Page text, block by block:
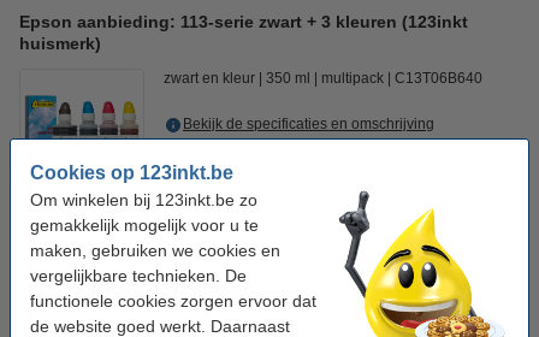
Cookies op 123inkt.be
Om winkelen bij 123inkt.be zo
gemakkelijk mogelijk voor u te
maken, gebruiken we cookies en
vergelijkbare technieken. De
functionele cookies zorgen ervoor dat
de website goed werkt. Daarnaast
Epson aanbieding: 113-serie zwart + 3 kleuren (123inkt
huismerk)
zwart en kleur 350 ml multipack C13T06B640
Bekijk de specificaties en omschrijving
kwaliteitsverlies)!
Direct leverbaar
Maandag in huis
Prijs per ml € 0,093
€ 32,50 Bestellen